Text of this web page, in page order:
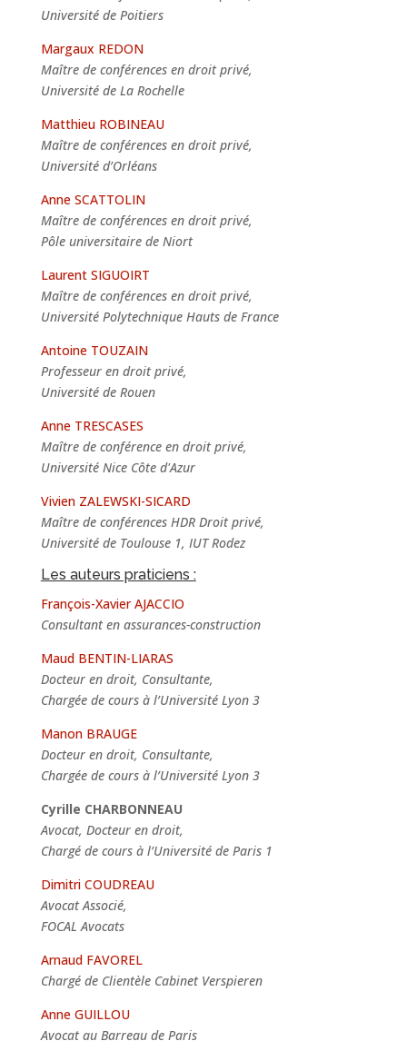
Université de Poitiers
Margaux REDON
Maître de conférences en droit privé,
Université de La Rochelle
Matthieu ROBINEAU
Maître de conférences en droit privé,
Université d’Orléans
Anne SCATTOLIN
Maître de conférences en droit privé,
Pôle universitaire de Niort
Laurent SIGUOIRT
Maître de conférences en droit privé,
Université Polytechnique Hauts de France
Antoine TOUZAIN
Professeur en droit privé,
Université de Rouen
Anne TRESCASES
Maître de conférence en droit privé,
Université Nice Côte d'Azur
Vivien ZALEWSKI-SICARD
Maître de conférences HDR Droit privé,
Université de Toulouse 1, IUT Rodez
Les auteurs praticiens :
François-Xavier AJACCIO
Consultant en assurances-construction
Maud BENTIN-LIARAS
Docteur en droit, Consultante,
Chargée de cours à l’Université Lyon 3
Manon BRAUGE
Docteur en droit, Consultante,
Chargée de cours à l’Université Lyon 3
Cyrille CHARBONNEAU
Avocat, Docteur en droit,
Chargé de cours à l’Université de Paris 1
Dimitri COUDREAU
Avocat Associé,
FOCAL Avocats
Arnaud FAVOREL
Chargé de Clientèle Cabinet Verspieren
Anne GUILLOU
Avocat au Barreau de Paris